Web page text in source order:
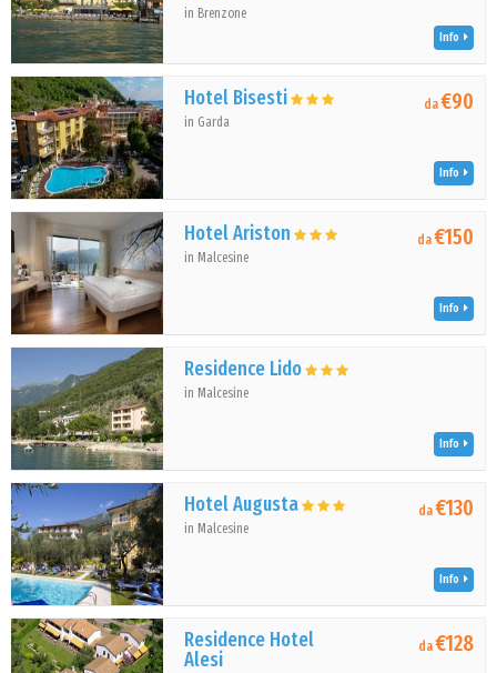
in Brenzone
Info
Hotel Bisesti
in Garda
da€90
Info
Hotel Ariston
in Malcesine
da€150
Info
Residence Lido
in Malcesine
Info
Hotel Augusta
in Malcesine
da€130
Info
Residence Hotel
Alesi
da€128